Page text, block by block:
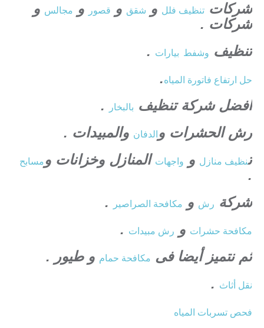
شركات تنظيف فلل و شقق و قصور و مجالس و
شركات .
تنظيف وشفط بيارات .
حل ارتفاع فاتورة المياه.
افضل شركة تنظيف بالبخار
.
رش الحشرات والدفان والمبيدات .
تنظيف منازل و واجهات المنازل وخزانات ومسابح
.
شركة رش و مكافحة الصراصير .
مكافحة حشرات و رش مبيدات .
ثم نتميز أيضا فى مكافحة حمام و طيور .
نقل أثاث .
فحص تسربات المياه